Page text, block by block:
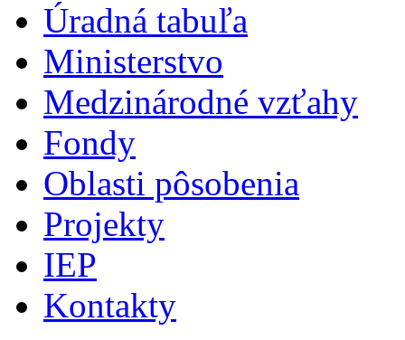
Úradná tabuľa
Ministerstvo
Medzinárodné vzťahy
Fondy
Oblasti pôsobenia
Projekty
IEP
Kontakty